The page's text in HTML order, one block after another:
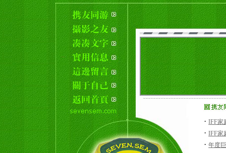
·IFF家
·IFF家
·年度